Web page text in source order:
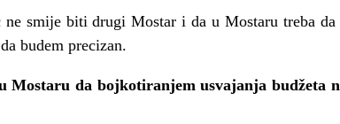
smije biti drugi Mostar i da u Mostaru treba
budem precizan.
Mostaru da bojkotiranjem usvajanja budžeta